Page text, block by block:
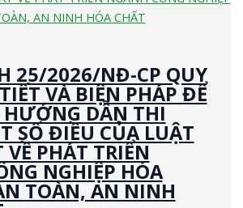
25/2026/NĐ-CP QUY
VÀ BIỆN PHÁP ĐỂ
DẪN THI
SỐ ĐIỀU CỦA LUẬT
VỀ PHÁT TRIỂN
NGHIỆP HÓA
TOÀN, AN NINH